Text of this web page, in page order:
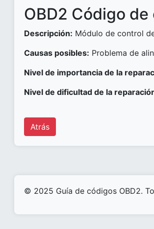
OBD2 Código de
Descripción: Módulo de control
Causas posibles: Problema de
Nivel de importancia de la
Nivel de dificultad de la
Atrás
© 2025 Guía de códigos OBD2.